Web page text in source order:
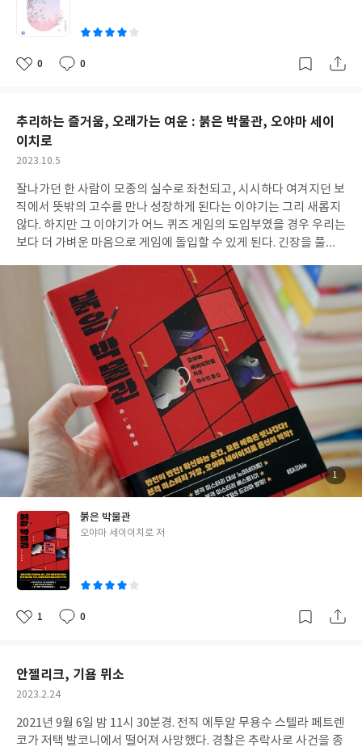
윤은 대체로 조용하다. 할 말을 못 하는 성격도 아니지만 요란하게
감정을 폭발하거나 퍼붓는 일이 없다. 삶의 밑바닥까지 내쳐졌을 때
럼 작품 서사의 중심을 잡는다. 해윤이 큰 나무라면 이원은 그 나무
은 장난을 쉼 없이 거는 소년같이. 해원을 처음 만난 날부터 그의 경
계심은 허물어졌다. 한 번의 마음 쓰임이 두 번, 세 번 물 흐르듯 자연
알콩달콩 잘 지내야지. (『불가항력 연애담』 첫 번째 이야기 68
쪽)” 숙제가 아닌 놀이처럼 해윤과의 시간을 즐기던 이원이 자신의
감정을 깨닫고 고민하던 짧지 않은 시간이 그의 진정성을 돋보이게
해준다. 차가운 듯 보여도 참으로 인간적인 사람. 선함과 정의로움을
복동생인 해성이 자신의 이익을 챙겨주지 않으면 위장 결혼을 폭로
하겠다고 지능적으로 협박해올 때 이원의 힘은 빛을 발한다. 무겁
고, 자칫 스트레스 받을 수도 있을 법한 사건이 터졌을 때도 한가로
이 책장을 넘길 수 있었던 건 이원이 어떻게든 해줄 거라는 믿음이
흔들리지 않기 때문이었다. 해윤을 대하는 가볍고 부드러운 행동 이
면에 존재하는 빼곡한 애정을 내리 읽어왔기에 가능한 일이었다.
“해윤아”, “이원 씨”. 호칭을 부르는 것만으로도 하나의 서사를 읽는
기분이 드는 소설이다. 달달하고 좋다. 마음 놓고 빠져 읽다 보면 어
찌할 수 없이 미소가 떠오르고, 흐뭇해진다. ※ 마야마루 출판사로부
터 도서를 제공받았습니다. ※ 작성자의 주관적인 해석과 견해를 바
탕으로 작성되었습니다.
좋
0
댓
0
작
추리하는 즐거움, 오래가는 여운 : 붉은 박물관, 오야마 세이
이치로
작
일
2023.10.5
잘나가던 한 사람이 모종의 실수로 좌천되고, 시시하다 여겨지던 보
직에서 뜻밖의 고수를 만나 성장하게 된다는 이야기는 그리 새롭지
않다. 하지만 그 이야기가 어느 퀴즈 게임의 도입부였을 경우 우리는
보다 더 가벼운 마음으로 게임에 돌입할 수 있게 된다. 긴장을 풀기
에 창고로 옮겨갔을까? 관장인 히이로 사에코의 정체는 뭘까? 오야
마 세이이치로의 『붉은 박물관』은 이처럼 가벼운 질문으로 미스
터리의 포문을 연다. 본격적인 두뇌 싸움에 앞서 서로에게 익숙한 무
대 장치를 보여주며 유대감을 먼저 쌓는 느낌이다. 책 속에는 다섯
편의 이야기가 실려있다. 이야기마다 사건의 내용이 다르며, 그 흐
름은 사토시가 붉은 박물관에서 근무한 기간의 수평선에 놓여있다.
우연히 목격한 교통사고의 부상자가 교환 살인을 저질렀다고 고백
한 뒤 숨을 거둔다거나 26년 전과 똑같은 범죄 현장이 재연되는 등
당혹스러운 질문이 지속적으로 던져진다. 그때마다 사토시는 본인
의 탁월한 수사 능력을 바탕으로 사에코의 뜬금없는 지시 사항을 완
수하며 사건의 단서를 모은다. 독자는 자연스럽게 사에코가 사토시
에게 왜 그런 일을 시켰는지를 추리하게 되고, 추리가 진지해질수록
사에코와 전적으로 겨루고 있는 듯한 기분에 빠진다. 본격 미스터리
라는 장르를 읽는 즐거움이 여기에 있다. 이제 됐어, 그 사람을 불러
줘, 하고 사에코가 말할 때 내가 먼저 추리 내용을 말해버리는 얌체
같은 조급함. 사에코의 추리와 얼마나 일치했고, 달랐는지에 따라
달라지는 희비. 수사 능력은 뛰어지만 수사 경험은 전무한 사에코와
탐문 수사가 특기인 전 수사 1과 형사 사토시의 조합은 탁월하다. 사
언젠가는 수사 1과로 복귀하겠다는 야심을 여전히 간직하고 있음에
로 주어지기 때문인지도 모르겠다. 관장인 사에코는 온종일 수사 서
류만 들여다보고 있는 것처럼 보이지만, 사토시에게 주기적으로 ‘재
지던 조직의 진가가 발휘되는 건 그때이다. 나는 이 ‘붉은 박물관’이
법망을 피해 도망치는 범인을 막아내는 최후의 보루라고 생각한다.
첨
부
사
1
붉은 박물관
글
오야마 세이이치로 저
좋
1
댓
0
작
안젤리크, 기욤 뮈소
작
일
2023.2.24
2021년 9월 6일 밤 11시 30분경. 전직 에투알 무용수 스텔라 페트렌
코가 저택 발코니에서 떨어져 사망했다. 경찰은 추락사로 사건을 종